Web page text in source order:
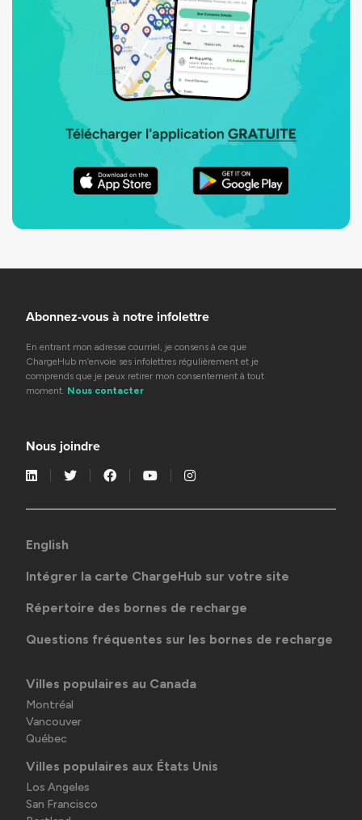
Abonnez-vous à notre infolettre
En entrant mon adresse courriel, je consens à ce que
ChargeHub m’envoie ses infolettres régulièrement et je
comprends que je peux retirer mon consentement à tout
moment. Nous contacter
Nous joindre
English
Intégrer la carte ChargeHub sur votre site
Répertoire des bornes de recharge
Questions fréquentes sur les bornes de recharge
Villes populaires au Canada
Montréal
Vancouver
Québec
Villes populaires aux États Unis
Los Angeles
San Francisco